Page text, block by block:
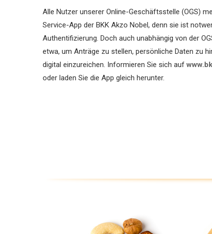
Alle Nutzer unserer Online-Geschäftsstelle (OGS)
Service-App der BKK Akzo Nobel, denn sie ist
Authentifizierung. Doch auch unabhängig von der
etwa, um Anträge zu stellen, persön­liche Daten zu
digital einzureichen. Informieren Sie sich auf
oder laden Sie die App gleich herunter.